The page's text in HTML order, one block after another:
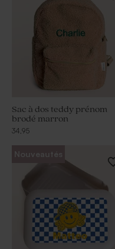
Sac à dos teddy prénom
brodé marron
34,95
Nouveautés